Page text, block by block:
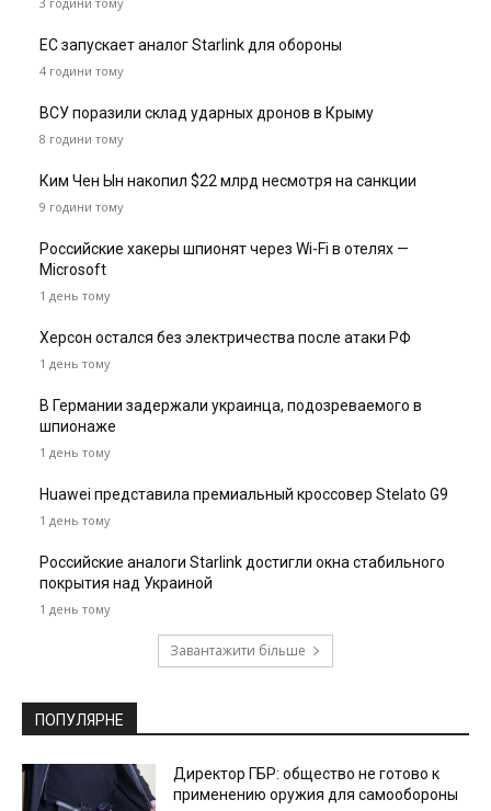
ЕС запускает аналог Starlink для обороны
4 години тому
ВСУ поразили склад ударных дронов в Крыму
8 години тому
Ким Чен Ын накопил $22 млрд несмотря на санкции
9 години тому
Российские хакеры шпионят через Wi-Fi в отелях —
Microsoft
1 день тому
Херсон остался без электричества после атаки РФ
1 день тому
В Германии задержали украинца, подозреваемого в
шпионаже
1 день тому
Huawei представила премиальный кроссовер Stelato G9
1 день тому
Российские аналоги Starlink достигли окна стабильного
покрытия над Украиной
1 день тому
Завантажити більше
ПОПУЛЯРНЕ
Директор ГБР: общество не готово к
применению оружия для самообороны